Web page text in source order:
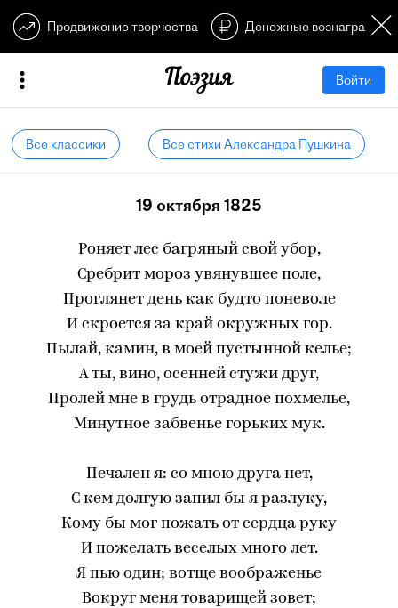
Продвижение творчества Денежные
Войти
Все классики Все стихи Александра Пушкина
19 октября 1825
Роняет лес багряный свой убор,
Сребрит мороз увянувшее поле,
Проглянет день как будто поневоле
И скроется за край окружных гор.
Пылай, камин, в моей пустынной келье;
А ты, вино, осенней стужи друг,
Пролей мне в грудь отрадное похмелье,
Минутное забвенье горьких мук.
Печален я: со мною друга нет,
С кем долгую запил бы я разлуку,
Кому бы мог пожать от сердца руку
И пожелать веселых много лет.
Я пью один; вотще воображенье
Вокруг меня товарищей зовет;